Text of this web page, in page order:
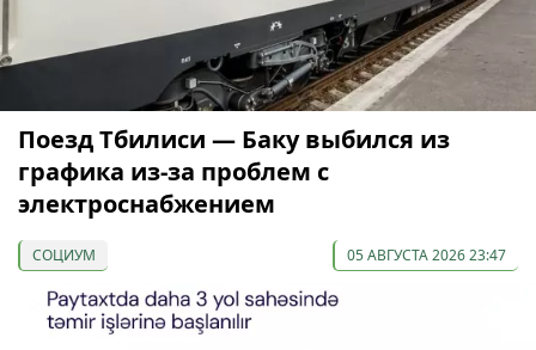
Поезд Тбилиси — Баку выбился из
графика из-за проблем с
электроснабжением
СОЦИУМ 05 АВГУСТА 2026 23:47